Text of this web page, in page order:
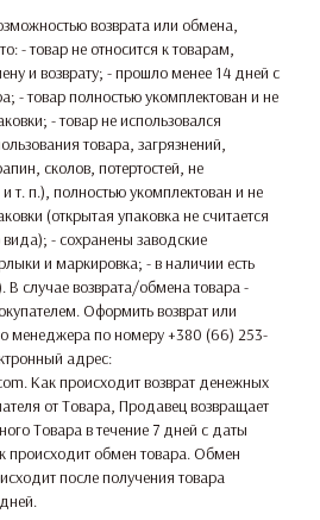
возврата или обмена,
- товар не относится к товарам,
и возврату; - прошло менее 14 дней с
- товар полностью укомплектован и не
- товар не использовался
товара, загрязнений,
сколов, потертостей, не
т. п.), полностью укомплектован и не
(открытая упаковка не считается
- сохранены заводские
и маркировка; - в наличии есть
В случае возврата/обмена товара -
Оформить возврат или
менеджера по номеру +380 (66) 253-
адрес:
Как происходит возврат денежных
от Товара, Продавец возвращает
Товара в течение 7 дней с даты
происходит обмен товара. Обмен
после получения товара